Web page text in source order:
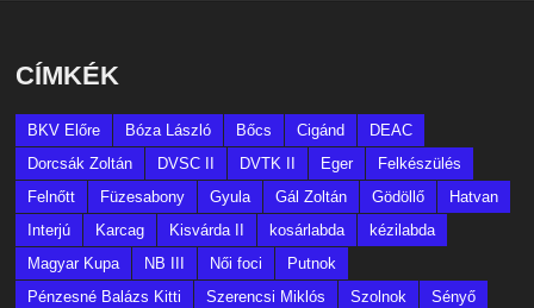
CÍMKÉK
BKV Előre Bóza László Bőcs Cigánd
DEAC
Dorcsák Zoltán
DVSC II DVTK II Eger
Felkészülés
Felnőtt
Füzesabony Gyula Gál Zoltán Gödöllő
Hatvan
Interjú
Karcag Kisvárda II kosárlabda
kézilabda
Magyar Kupa
NB III Női foci
Putnok
Pénzesné Balázs Kitti
Szerencsi Miklós Szolnok
Sényő